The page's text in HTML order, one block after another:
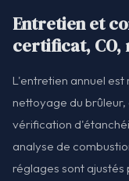
Entretien et
certificat, CO,
L'entretien annuel
nettoyage du
vérification
analyse de
réglages sont